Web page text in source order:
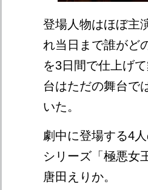
登場人物はほぼ主
れ当日まで誰がど
を3日間で仕上げ
台はただの舞台で
いた。
劇中に登場する4
シリーズ「極悪女
唐田えりか。